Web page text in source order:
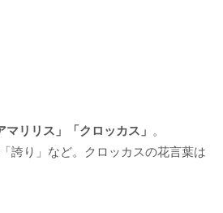
マリリス」「クロッカス」 。
誇り」など。クロッカスの花言葉は